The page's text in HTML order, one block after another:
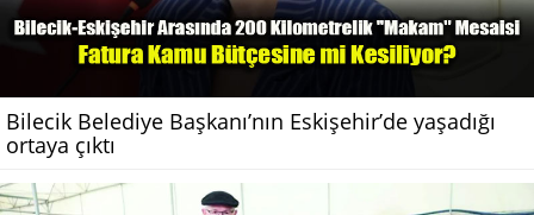
Bilecik Belediye Başkanı’nın Eskişehir’de yaşadığı
ortaya çıktı